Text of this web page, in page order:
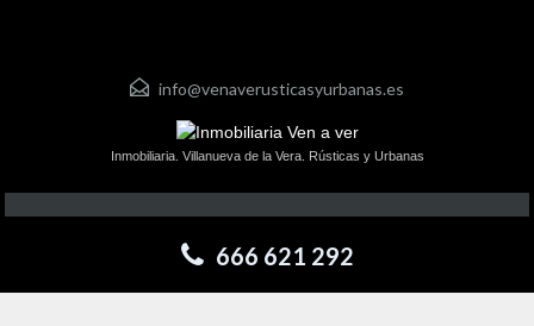
info@venaverusticasyurbanas.es
Inmobiliaria. Villanueva de la Vera. Rústicas y Urbanas
666 621 292